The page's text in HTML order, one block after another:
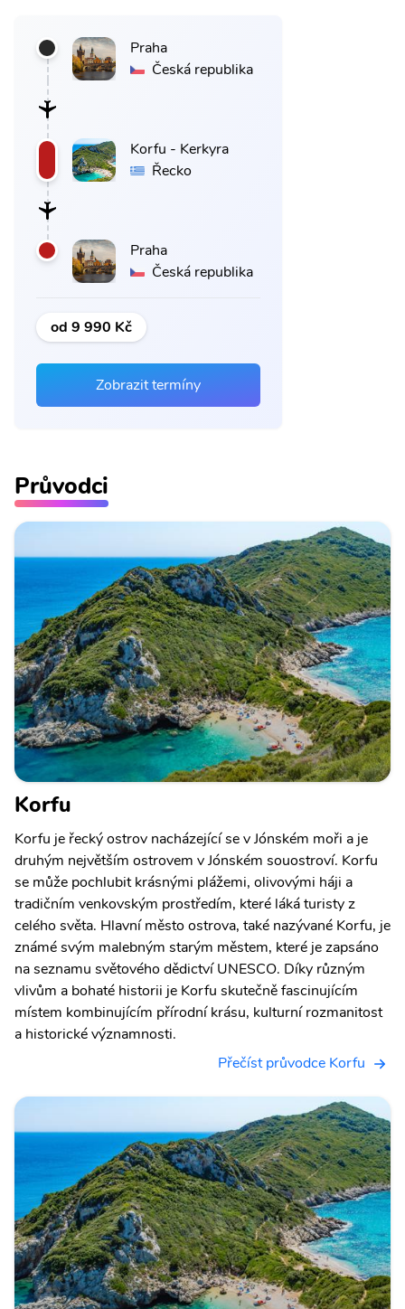
Praha
Česká republika
Korfu - Kerkyra
Řecko
Praha
Česká republika
od 9 990 Kč
Zobrazit termíny
Průvodci
Korfu
Korfu je řecký ostrov nacházející se v Jónském moři a je
druhým největším ostrovem v Jónském souostroví. Korfu
se může pochlubit krásnými plážemi, olivovými háji a
tradičním venkovským prostředím, které láká turisty z
celého světa. Hlavní město ostrova, také nazývané Korfu, je
známé svým malebným starým městem, které je zapsáno
na seznamu světového dědictví UNESCO. Díky různým
vlivům a bohaté historii je Korfu skutečně fascinujícím
místem kombinujícím přírodní krásu, kulturní rozmanitost
a historické významnosti.
Přečíst průvodce Korfu